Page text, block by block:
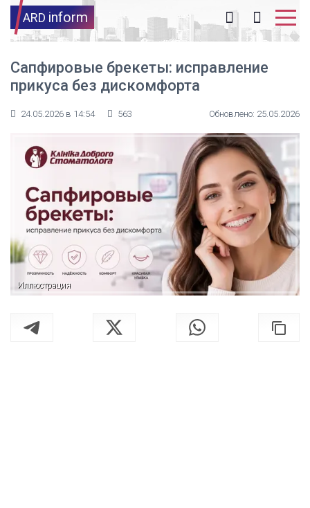
ARD inform
Сапфировые брекеты: исправление
прикуса без дискомфорта
24.05.2026 в 14:54 563 Обновлено: 25.05.2026
Иллюстрация